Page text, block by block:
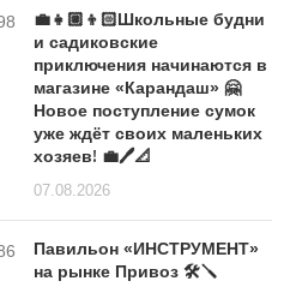
💼👧🏼👦🏻Школьные будни
и садиковские
приключения начинаются в
магазине «Карандаш» 🤗
Новое поступление сумок
уже ждёт своих маленьких
хозяев! 💼🖊️📐
07.08.2026
Павильон «ИНСТРУМЕНТ»
на рынке Привоз 🛠️🪛